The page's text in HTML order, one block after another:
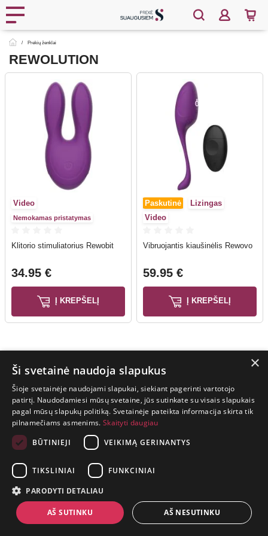
Prekių ženklai
REWOLUTION
Video
Nemokamas pristatymas
Klitorio stimuliatorius Rewobit
34.95 €
Į KREPŠELĮ
Paskutinė
Lizingas
Video
Vibruojantis kiaušinėlis Rewovo
59.95 €
Į KREPŠELĮ
GYVENIMAS
TRUMPAS.
PATIRK
NUOTYKĮ.
+370 650 88860
P. Lukšio g. 2, Vilnius ("Sigma" teritorija)
×
Ši svetainė naudoja slapukus
Šioje svetainėje naudojami slapukai, siekiant pagerinti vartotojo
patirtį. Naudodamiesi mūsų svetaine, jūs sutinkate su visais slapukais
pagal mūsų slapukų politiką. Svetainėje pateikta informacija skirta tik
pilnamečiams asmenims. Skaityti daugiau
BŪTINIEJI
VEIKIMĄ GERINANTYS
TIKSLINIAI FUNKCINIAI
PARODYTI DETALIAU
AŠ SUTINKU AŠ NESUTINKU